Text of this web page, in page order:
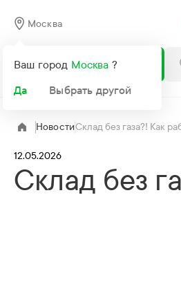
Москва
Ваш город Москва ?
Да
Выбрать другой
Каталог
НовостиСклад без газа?! Как
12.05.2026
Склад без